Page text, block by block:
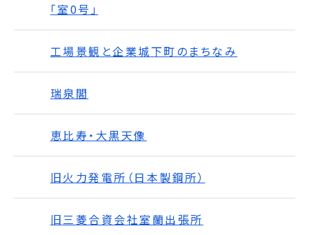
「室0号」
工場景観と企業城下町のまちなみ
瑞泉閣
恵比寿・大黒天像
旧火力発電所（日本製鋼所）
旧三菱合資会社室蘭出張所